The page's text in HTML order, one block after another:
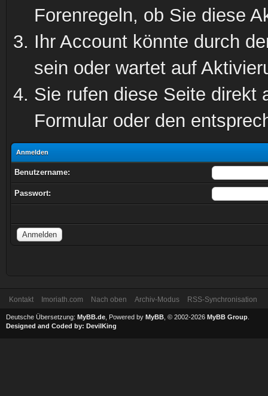
Forenregeln, ob Sie diese
Ihr Account könnte durch
sein oder wartet auf
Sie rufen diese Seite direkt
Formular oder den
Anmelden
Benutzername:
Passwort:
Kontakt Imoriath.com Nach oben Archiv-Modus RSS-Synchronisation
Deutsche Übersetzung: MyBB.de , Powered by MyBB , © 2002-2026 MyBB Group
Designed and Coded by: DevilKing